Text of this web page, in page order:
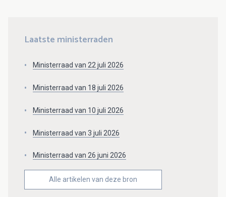
Laatste ministerraden
Ministerraad van 22 juli 2026
Ministerraad van 18 juli 2026
Ministerraad van 10 juli 2026
Ministerraad van 3 juli 2026
Ministerraad van 26 juni 2026
Alle artikelen van deze bron